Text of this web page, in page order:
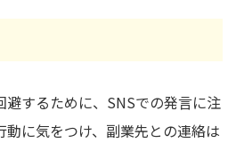
避するために、SNSでの発言に注
に気をつけ、副業先との連絡は